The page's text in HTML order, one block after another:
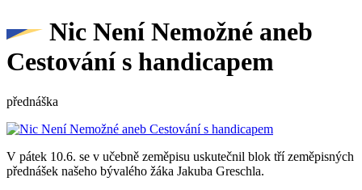
Nic Není Nemožné aneb
Cestování s handicapem
přednáška
V pátek 10.6. se v učebně zeměpisu uskutečnil blok tří zeměpisných
přednášek našeho bývalého žáka Jakuba Greschla.